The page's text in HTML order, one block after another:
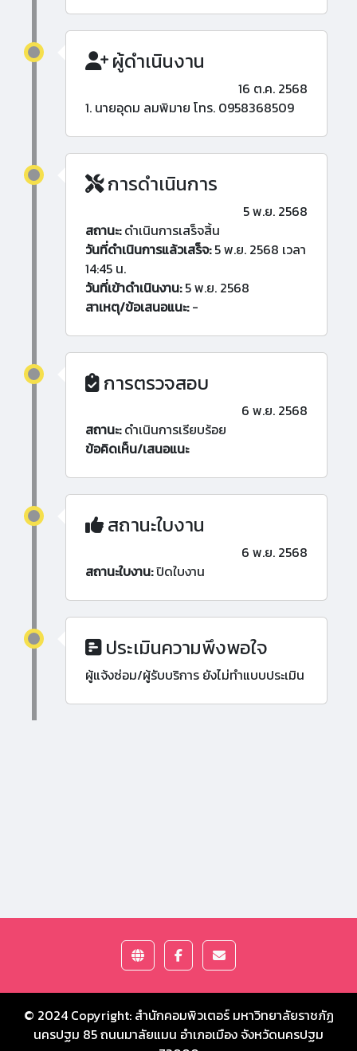
ผู้ดำเนินงาน
16 ต.ค. 2568
1. นายอุดม ลมพิมาย โทร. 0958368509
การดำเนินการ
5 พ.ย. 2568
สถานะ:ดำเนินการเสร็จสิ้น
วันที่ดำเนินการแล้วเสร็จ:5 พ.ย. 2568 เวลา
14:45 น.
วันที่เข้าดำเนินงาน:5 พ.ย. 2568
สาเหตุ/ข้อเสนอแนะ:-
การตรวจสอบ
6 พ.ย. 2568
สถานะ:ดำเนินการเรียบร้อย
ข้อคิดเห็น/เสนอแนะ
สถานะใบงาน
6 พ.ย. 2568
สถานะใบงาน:ปิดใบงาน
ประเมินความพึงพอใจ
ผู้แจ้งซ่อม/ผู้รับบริการ ยังไม่ทำแบบประเมิน
© 2024 Copyright: สำนักคอมพิวเตอร์ มหาวิทยาลัยราชภัฏ
นครปฐม 85 ถนนมาลัยแมน อำเภอเมือง จังหวัดนครปฐม